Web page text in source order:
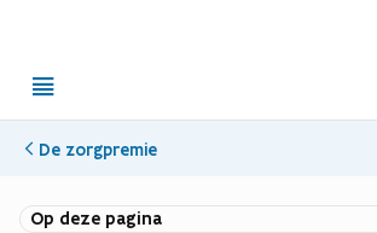
menu
De zorgpremie
Op deze pagina